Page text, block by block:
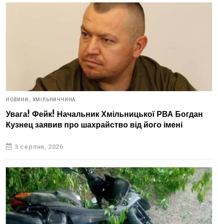
НОВИНИ, ХМІЛЬНИЧЧИНА
Увага! Фейк! Начальник Хмільницької РВА Богдан
Кузнец заявив про шахрайство від його імені
3 серпня, 2026